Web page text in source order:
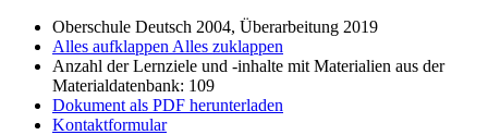
Oberschule Deutsch 2004, Überarbeitung 2019
Alles aufklappen Alles zuklappen
Anzahl der Lernziele und -inhalte mit Materialien aus der
Materialdatenbank: 109
Dokument als PDF herunterladen
Kontaktformular